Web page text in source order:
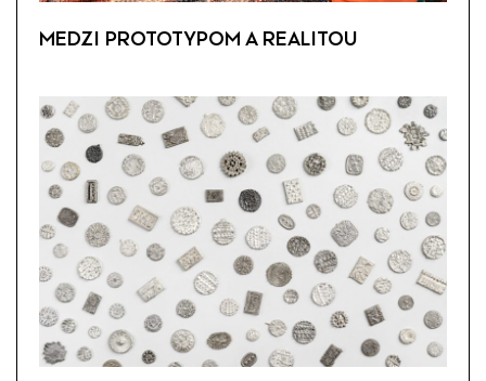
MEDZI PROTOTYPOM A REALITOU